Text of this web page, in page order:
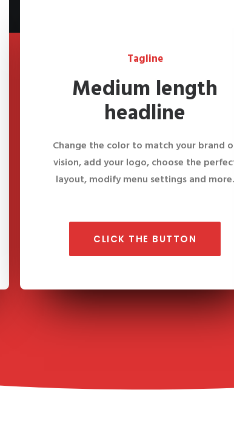
Tagline
Medium length
headline
Change the color to match your brand
vision, add your logo, choose the
layout, modify menu settings and more.
CLICK THE BUTTON